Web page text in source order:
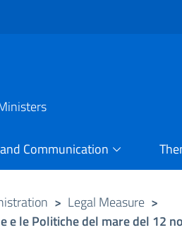
Communication
> Legal Measure >
e le Politiche del mare del 12